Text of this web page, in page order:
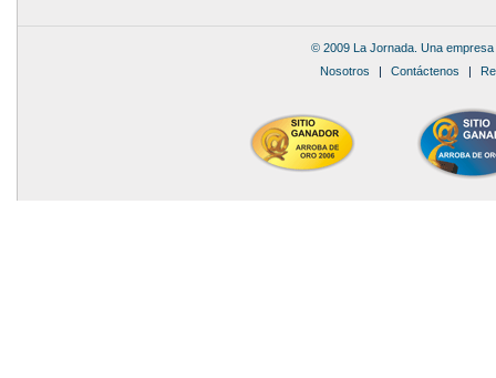
© 2009 La Jornada. Una
Nosotros | Contáctenos |